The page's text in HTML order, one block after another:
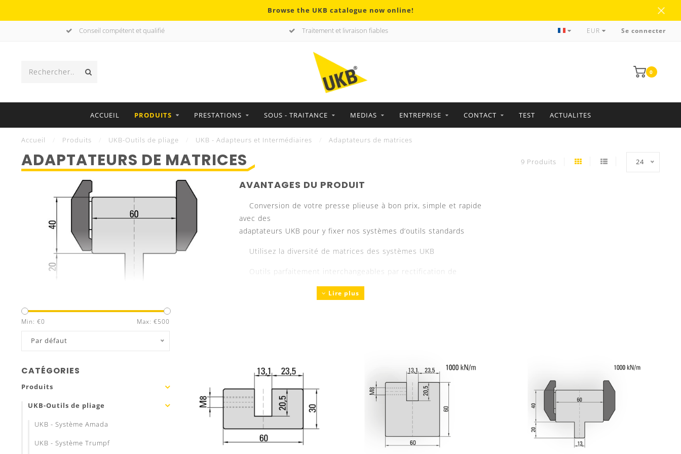
Browse the UKB catalogue now online!
Conseil compétent et qualifié Traitement et livraison fiables Plus de 35 ans d'expérience
EUR Se connecter
0
ACCUEIL PRODUITS PRESTATIONS SOUS - TRAITANCE MEDIAS ENTREPRISE CONTACT TEST ACTUALITES
Accueil Produits UKB-Outils de pliage UKB - Adapteurs et Intermédiaires Adaptateurs de matrices
ADAPTATEURS DE MATRICES 9 Produits 24
AVANTAGES DU PRODUIT
Conversion de votre presse plieuse à bon prix, simple et rapide
avec des
adaptateurs UKB pour y fixer nos systèmes d‘outils standards
Utilisez la diversité de matrices des systèmes UKB
Outils parfaitement interchangeables par rectification de
Lire plus
Min: €0 Max: €500
Par défaut
CATÉGORIES
Produits
UKB-Outils de pliage
UKB - Système Amada
UKB - Système Trumpf